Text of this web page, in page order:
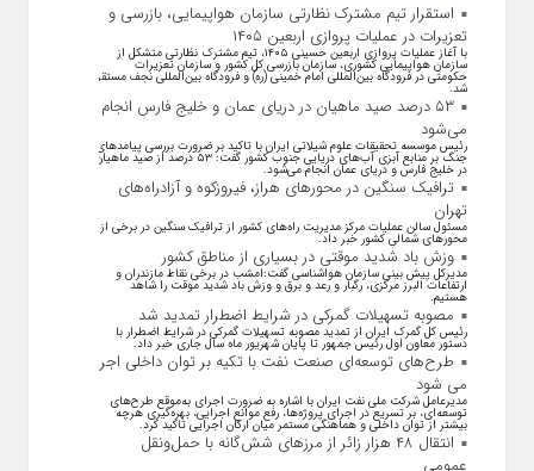
استقرار تیم مشترک نظارتی سازمان هواپیمایی، بازرسی و
تعزیرات در عملیات پروازی اربعین ۱۴۰۵
با آغاز عملیات پروازی اربعین حسینی ۱۴۰۵، تیم مشترک نظارتی متشکل از
سازمان هواپیمایی کشوری، سازمان بازرسی کل کشور و سازمان تعزیرات
حکومتی در فرودگاه بین‌المللی امام خمینی (ره) و فرودگاه بین‌المللی نجف مستقر
شد.
۵۳ درصد صید ماهیان در دریای عمان و خلیج فارس انجام
می‌شود
رئیس موسسه تحقیقات علوم شیلاتی ایران با تاکید بر ضرورت بررسی پیامد‌های
جنگ بر منابع آبزی آب‌های دریایی جنوب کشور گفت: ۵۳ درصد از صید ماهیان
در خلیج فارس و دریای عمان انجام می‌شود.
ترافیک سنگین در محورهای هراز، فیروزکوه و آزادراه‌های
تهران
مسئول سالن عملیات مرکز مدیریت راه‌های کشور از ترافیک سنگین در برخی از
محور‌های شمالی کشور خبر داد.
وزش باد شدید موقتی در بسیاری از مناطق کشور
مدیرکل پیش بینی سازمان هواشناسی گفت:امشب در برخی نقاط مازندران و
ارتفاعات البرز مرکزی، رگبار و رعد و برق و وزش باد شدید موقت را شاهد
هستیم.
مصوبه تسهیلات گمرکی در شرایط اضطرار تمدید شد
رئیس کل گمرک ایران از تمدید مصوبه تسهیلات گمرکی در شرایط اضطرار با
دستور معاون اول رئیس جمهور تا پایان شهریور ماه سال جاری خبر داد.
طرح‌های توسعه‌ای صنعت نفت با تکیه بر توان داخلی اجرا
می شود
مدیرعامل شرکت ملی نفت ایران با اشاره به ضرورت اجرای به‌موقع طرح‌های
توسعه‌ای، بر تسریع در اجرای پروژه‌ها، رفع موانع اجرایی، بهره‌گیری هرچه
بیشتر از توان داخلی و هماهنگی مستمر میان ارکان اجرایی تاکید کرد.
انتقال ۴۸ هزار زائر از مرزهای شش‌گانه با حمل‌ونقل